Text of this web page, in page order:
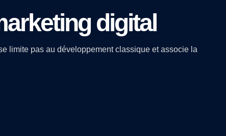
digital
limite pas au développement classique et associe la